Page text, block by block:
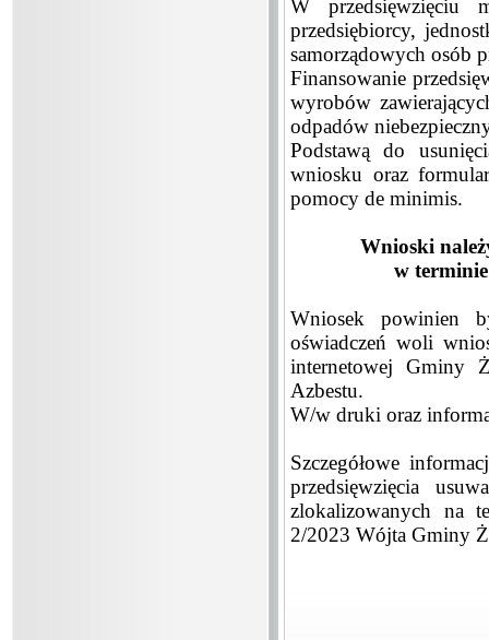
W przedsięwzięciu
przedsiębiorcy,
samorządowych osób
Finansowanie
wyrobów
odpadów
Podstawą do
wniosku oraz
pomocy de minimis.
Wnioski
w
Wniosek powinien
oświadczeń woli
internetowej Gminy
Azbestu.
W/w druki oraz
Szczegółowe
przedsięwzięcia
zlokalizowanych na
2/2023 Wójta Gminy